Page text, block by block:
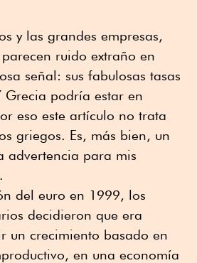
y las grandes empresas,
ruido extraño en
señal: sus fabulosas tasas
podría estar en
eso este artículo no trata
griegos. Es, más bien, un
advertencia para mis
del euro en 1999, los
decidieron que era
un crecimiento basado en
en una economía